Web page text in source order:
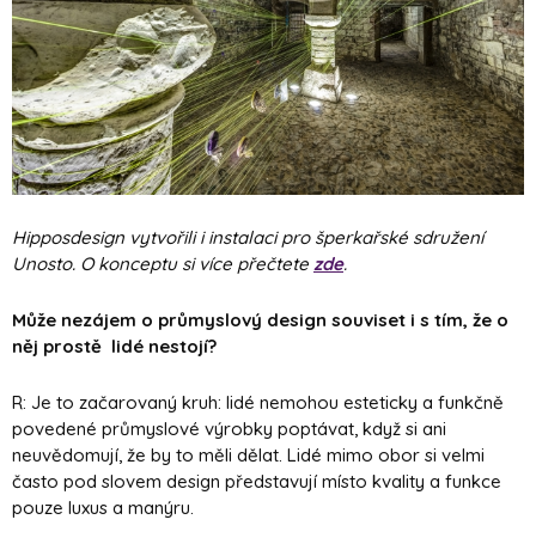
Hipposdesign vytvořili i instalaci pro šperkařské sdružení
Unosto. O konceptu si více přečtete zde.
Může nezájem o průmyslový design souviset i s tím, že o
něj prostě lidé nestojí?
R: Je to začarovaný kruh: lidé nemohou esteticky a funkčně
povedené průmyslové výrobky poptávat, když si ani
neuvědomují, že by to měli dělat. Lidé mimo obor si velmi
často pod slovem design představují místo kvality a funkce
pouze luxus a manýru.